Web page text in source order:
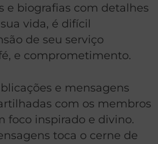
e biografias com detalhes
vida, é difícil
de seu serviço
e comprometimento.
e mensagens
com os membros
foco inspirado e divino.
toca o cerne de